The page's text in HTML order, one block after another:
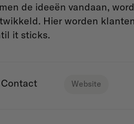
de ideeën vandaan,
Hier worden
it sticks.
Contact Website